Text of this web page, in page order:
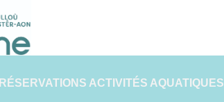
RÉSERVATIONS ACTIVITÉS AQUATIQUES